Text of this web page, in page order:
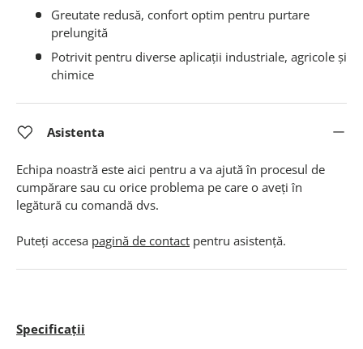
Greutate redusă, confort optim pentru purtare
prelungită
Potrivit pentru diverse aplicații industriale, agricole și
chimice
Asistenta
Echipa noastră este aici pentru a va ajută în procesul de
cumpărare sau cu orice problema pe care o aveți în
legătură cu comandă dvs.
Puteți accesa pagină de contact pentru asistență.
Specificații